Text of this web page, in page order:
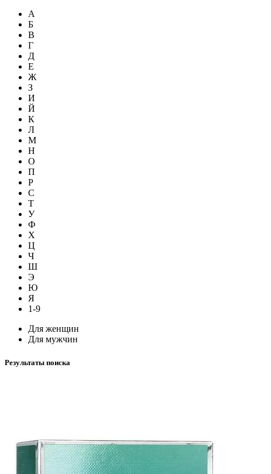
А
Б
В
Г
Д
Е
Ж
З
И
Й
К
Л
М
Н
О
П
Р
С
Т
У
Ф
Х
Ц
Ч
Ш
Э
Ю
Я
1-9
Для женщин
Для мужчин
Результаты поиска